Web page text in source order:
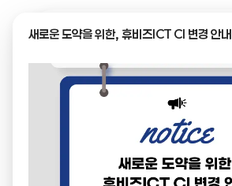
새로운 도약을 위한, 휴비즈ICT CI 변경 안내